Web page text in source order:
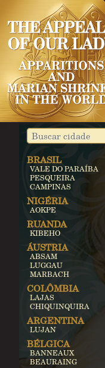
BRASIL
VALE DO PARAÍBA
PESQUEIRA
CAMPINAS
NIGÉRIA
AOKPE
RUANDA
KIBEHO
ÁUSTRIA
ABSAM
LUGGAU
MARBACH
COLÔMBIA
LAJAS
CHIQUINQUIRA
ARGENTINA
LUJAN
BÉLGICA
BANNEAUX
BEAURAING